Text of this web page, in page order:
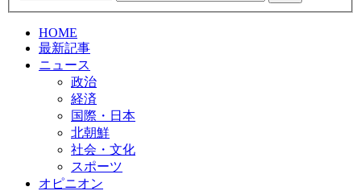
HOME
最新記事
ニュース
政治
経済
国際・日本
北朝鮮
社会・文化
スポーツ
オピニオン